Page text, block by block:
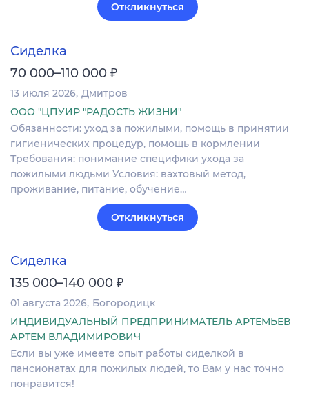
Откликнуться
Сиделка
70 000–110 000 ₽
13 июля 2026 Дмитров
ООО "ЦПУИР "РАДОСТЬ ЖИЗНИ"
Обязанности: уход за пожилыми, помощь в принятии
гигиенических процедур, помощь в кормлении
Требования: понимание специфики ухода за
пожилыми людьми Условия: вахтовый метод,
проживание, питание, обучение…
Откликнуться
Сиделка
135 000–140 000 ₽
01 августа 2026 Богородицк
ИНДИВИДУАЛЬНЫЙ ПРЕДПРИНИМАТЕЛЬ АРТЕМЬЕВ
АРТЕМ ВЛАДИМИРОВИЧ
Если вы уже имеете опыт работы сиделкой в
пансионатах для пожилых людей, то Вам у нас точно
понравится!